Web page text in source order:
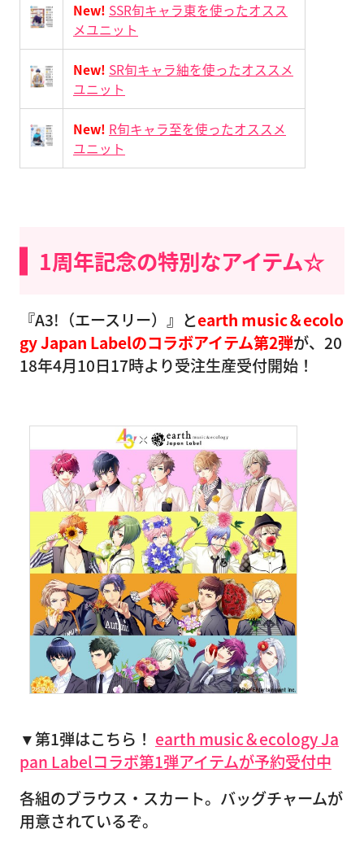
New! SSR旬キャラ東を使ったオスス
メユニット
New! SR旬キャラ紬を使ったオススメ
ユニット
New! R旬キャラ至を使ったオススメ
ユニット
1周年記念の特別なアイテム☆
『A3!（エースリー）』とearth music＆ecolo
gy Japan Labelのコラボアイテム第2弾が、20
18年4月10日17時より受注生産受付開始！
▼第1弾はこちら！ earth music＆ecology Ja
pan Labelコラボ第1弾アイテムが予約受付中
各組のブラウス・スカート。バッグチャームが
用意されているぞ。